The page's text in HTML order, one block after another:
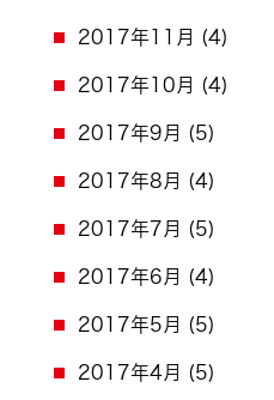
2017年11月 (4)
2017年10月 (4)
2017年9月 (5)
2017年8月 (4)
2017年7月 (5)
2017年6月 (4)
2017年5月 (5)
2017年4月 (5)